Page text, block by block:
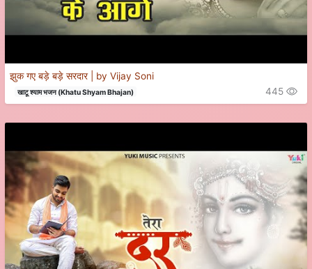
झुक गए बड़े बड़े सरदार | by Vijay Soni
खाटू श्याम भजन (Khatu Shyam Bhajan) 445